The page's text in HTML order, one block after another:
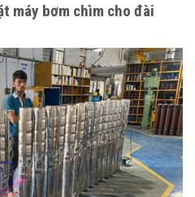
máy bơm chìm cho đài